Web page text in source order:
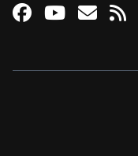
Facebook
Youtube
Email
RSS